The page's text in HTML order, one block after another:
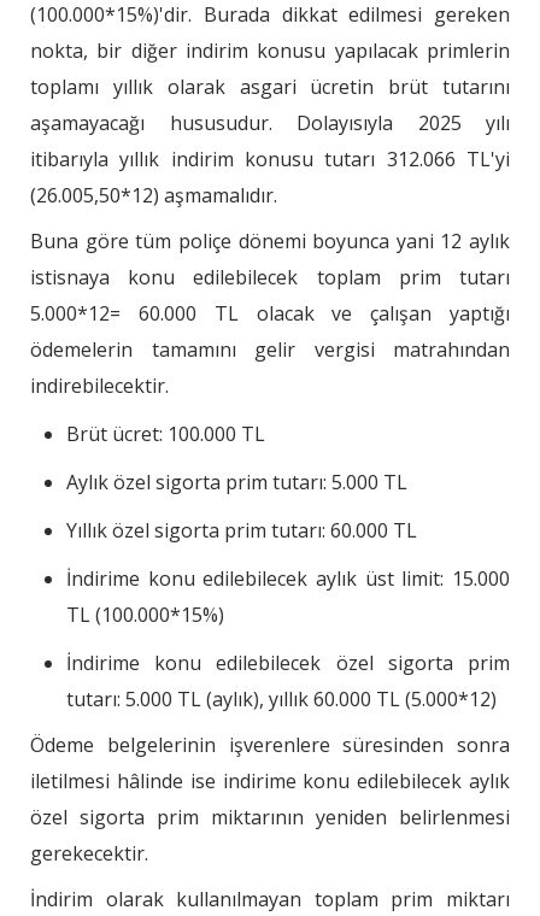
(100.000*15%)'dir. Burada dikkat edilmesi gereken
nokta, bir diğer indirim konusu yapılacak primlerin
toplamı yıllık olarak asgari ücretin brüt tutarını
aşamayacağı hususudur. Dolayısıyla 2025 yılı
itibarıyla yıllık indirim konusu tutarı 312.066 TL'yi
(26.005,50*12) aşmamalıdır.
Buna göre tüm poliçe dönemi boyunca yani 12 aylık
istisnaya konu edilebilecek toplam prim tutarı
5.000*12= 60.000 TL olacak ve çalışan yaptığı
ödemelerin tamamını gelir vergisi matrahından
indirebilecektir.
Brüt ücret: 100.000 TL
Aylık özel sigorta prim tutarı: 5.000 TL
Yıllık özel sigorta prim tutarı: 60.000 TL
İndirime konu edilebilecek aylık üst limit: 15.000
TL (100.000*15%)
İndirime konu edilebilecek özel sigorta prim
tutarı: 5.000 TL (aylık), yıllık 60.000 TL (5.000*12)
Ödeme belgelerinin işverenlere süresinden sonra
iletilmesi hâlinde ise indirime konu edilebilecek aylık
özel sigorta prim miktarının yeniden belirlenmesi
gerekecektir.
İndirim olarak kullanılmayan toplam prim miktarı